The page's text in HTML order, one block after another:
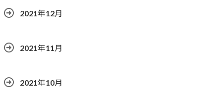
2021年12月
2021年11月
2021年10月